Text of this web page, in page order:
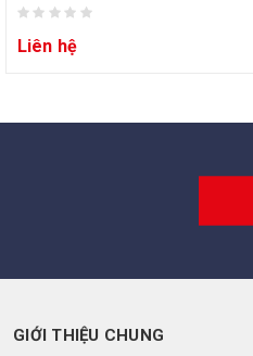
Liên hệ
GIỚI THIỆU CHUNG